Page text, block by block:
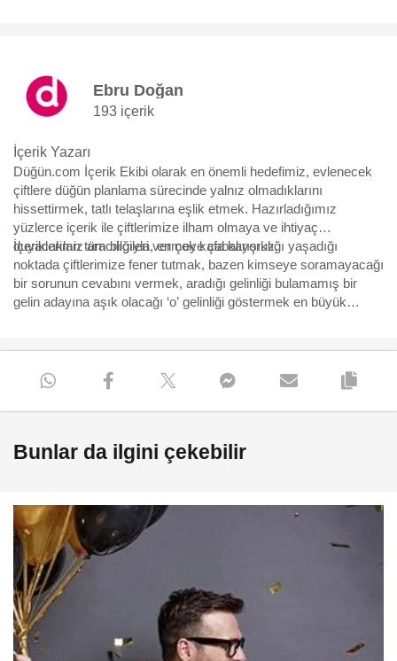
Ebru Doğan
193 içerik
İçerik Yazarı
Düğün.com İçerik Ekibi olarak en önemli hedefimiz, evlenecek
çiftlere düğün planlama sürecinde yalnız olmadıklarını
hissettirmek, tatlı telaşlarına eşlik etmek. Hazırladığımız
yüzlerce içerik ile çiftlerimize ilham olmaya ve ihtiyaç
duyacakları tüm bilgileri vermeye çabalıyoruz.
İçeriklerimiz aracılığıyla, en çok kafa karışıklığı yaşadığı
noktada çiftlerimize fener tutmak, bazen kimseye soramayacağı
bir sorunun cevabını vermek, aradığı gelinliği bulamamış bir
gelin adayına aşık olacağı ‘o’ gelinliği göstermek en büyük
çalışıyoruz.”
Bunlar da ilgini çekebilir